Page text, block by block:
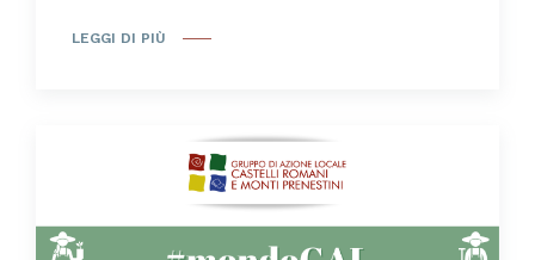
LEGGI DI PIÙ